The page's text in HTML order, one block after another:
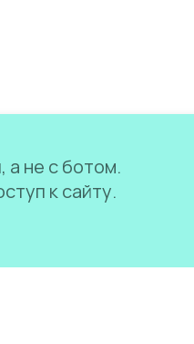
а не с ботом.
к сайту.